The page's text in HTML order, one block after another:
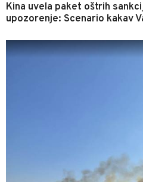
Kina uvela paket oštrih
upozorenje: Scenario kakav